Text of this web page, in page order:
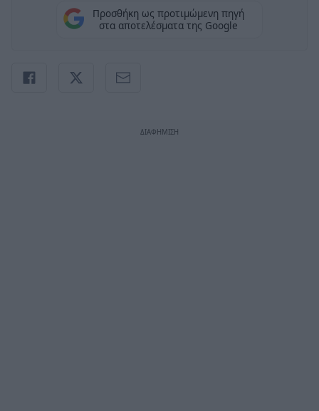
Προσθήκη ως προτιμώμενη πηγή
στα αποτελέσματα της Google